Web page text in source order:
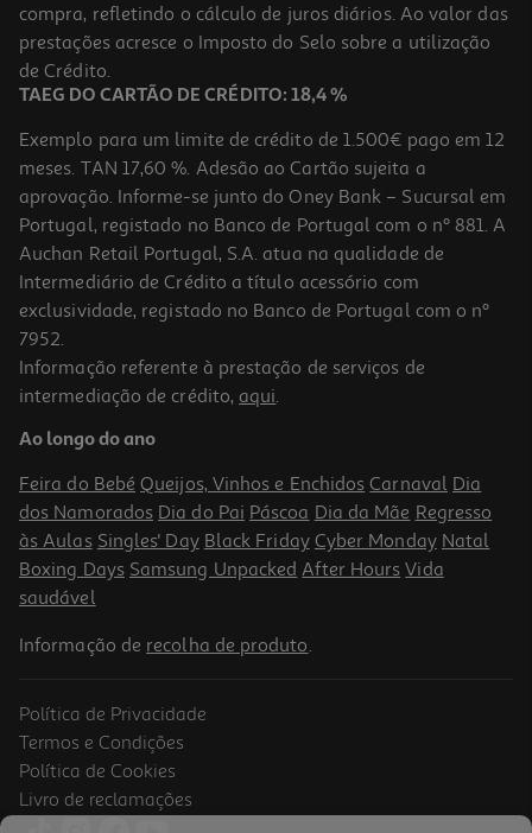
164.99 €/un
164,99 €
Calculadora Grafica Casio Fx-Cg50
139.99 €/un
139,99 €
compra, refletindo o cálculo de juros diários. Ao valor das
prestações acresce o Imposto do Selo sobre a utilização
de Crédito.
TAEG DO CARTÃO DE CRÉDITO: 18,4 %
Exemplo para um limite de crédito de 1.500€ pago em 12
meses. TAN 17,60 %. Adesão ao Cartão sujeita a
aprovação. Informe-se junto do Oney Bank – Sucursal em
Portugal, registado no Banco de Portugal com o nº 881. A
Auchan Retail Portugal, S.A. atua na qualidade de
Intermediário de Crédito a título acessório com
exclusividade, registado no Banco de Portugal com o nº
7952.
Informação referente à prestação de serviços de
intermediação de crédito, aqui.
Ao longo do ano
Feira do Bebé Queijos, Vinhos e Enchidos Carnaval Dia
dos Namorados Dia do Pai Páscoa Dia da Mãe Regresso
às Aulas Singles' Day Black Friday Cyber Monday Natal
Boxing Days Samsung Unpacked After Hours Vida
saudável
Informação de recolha de produto.
Política de Privacidade
Termos e Condições
Política de Cookies
Livro de reclamações